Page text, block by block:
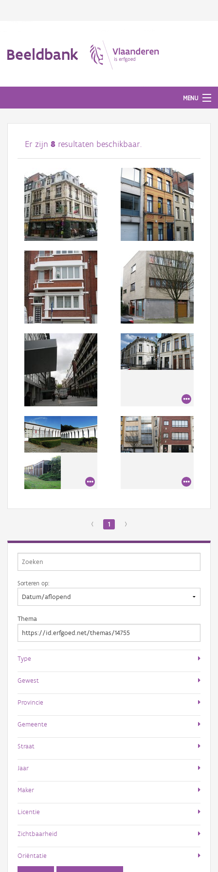
Beeldbank
MENU
Afbeeldingen
#BeeldIndeKijker
Hergebruik
Over ons
Aanmelden
Er zijn 8 resultaten beschikbaar.
‹ 1 ›
Sorteren op:
Thema
Type
Gewest
Provincie
Gemeente
Straat
Jaar
Maker
Licentie
Zichtbaarheid
Oriëntatie